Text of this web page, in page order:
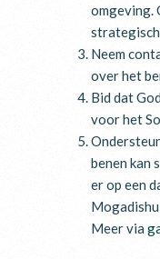
omgeving.
Neem
over het
Bid dat
voor het
benen kan
er op een
Meer via